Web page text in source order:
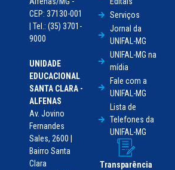
CEP: 37130-001
| Tel.: (35) 3701-
9000
UNIDADE
EDUCACIONAL
SANTA CLARA -
ALFENAS
Av. Jovino
Fernandes
Sales, 2600 |
Bairro Santa
Clara
Serviços
Jornal da
UNIFAL-MG
UNIFAL-MG na
mídia
Fale com a
UNIFAL-MG
Lista de
Telefones da
UNIFAL-MG
Transparência